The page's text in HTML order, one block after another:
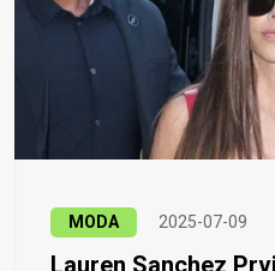
MODA 2025-07-09